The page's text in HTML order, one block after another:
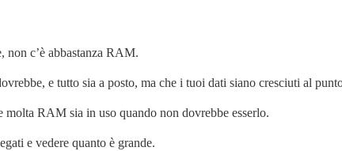
non c’è abbastanza RAM.
e tutto sia a posto, ma che i tuoi dati siano cresciuti al
molta RAM sia in uso quando non dovrebbe esserlo.
e vedere quanto è grande.